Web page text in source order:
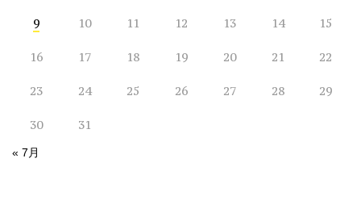
9 10 11 12 13 14 15
16 17 18 19 20 21 22
23 24 25 26 27 28 29
30 31
« 7月